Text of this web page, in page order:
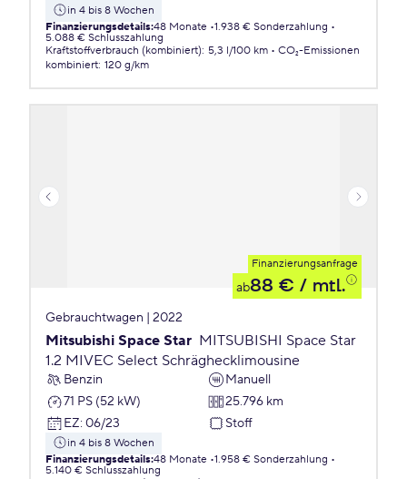
in 4 bis 8 Wochen
Finanzierungsdetails:48 Monate 1.938 € Sonderzahlung
5.088 € Schlusszahlung
Kraftstoffverbrauch (kombiniert): 5,3 l/100 km
CO₂-Emissionen
kombiniert: 120 g/km
Finanzierungsanfrage
ab88 € / mtl.
Gebrauchtwagen | 2022
Mitsubishi Space Star MITSUBISHI Space Star
1.2 MIVEC Select Schräghecklimousine
Benzin
Manuell
71 PS (52 kW)
25.796 km
EZ: 06/23 Stoff
in 4 bis 8 Wochen
Finanzierungsdetails:48 Monate 1.958 € Sonderzahlung
5.140 € Schlusszahlung